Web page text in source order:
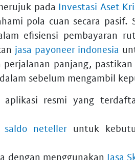
pada Investasi Aset
pola cuan secara pasif.
efisiensi pembayaran
jasa payoneer indonesia
panjang,
sebelum mengambil
aplikasi resmi yang
saldo neteller untuk
dengan menggunakan Jasa